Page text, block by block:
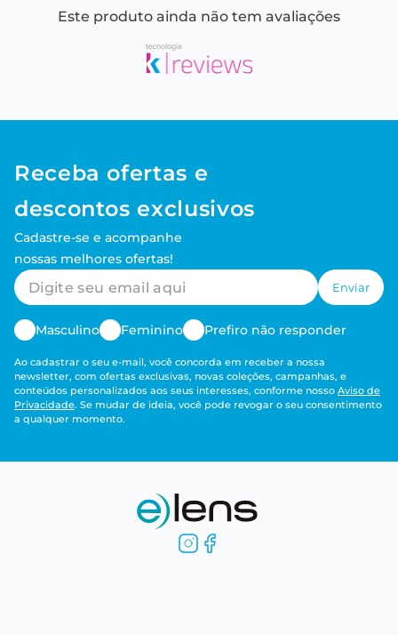
Este produto ainda não tem avaliações
Receba ofertas e
descontos exclusivos
Cadastre-se e acompanhe
nossas melhores ofertas!
Enviar
Masculino Feminino Prefiro não responder
Ao cadastrar o seu e-mail, você concorda em receber a nossa
newsletter, com ofertas exclusivas, novas coleções, campanhas, e
conteúdos personalizados aos seus interesses, conforme nosso Aviso de
Privacidade. Se mudar de ideia, você pode revogar o seu consentimento
a qualquer momento.